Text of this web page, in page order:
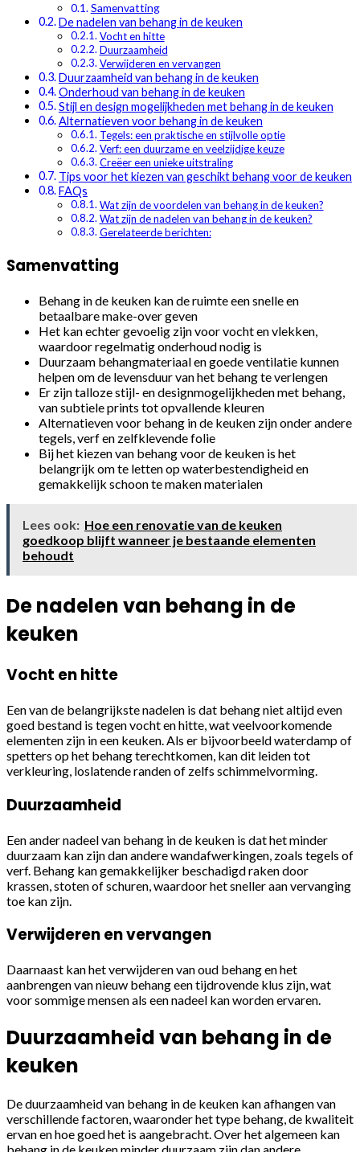
Samenvatting
De nadelen van behang in de keuken
Vocht en hitte
Duurzaamheid
Verwijderen en vervangen
Duurzaamheid van behang in de keuken
Onderhoud van behang in de keuken
Stijl en design mogelijkheden met behang in de keuken
Alternatieven voor behang in de keuken
Tegels: een praktische en stijlvolle optie
Verf: een duurzame en veelzijdige keuze
Creëer een unieke uitstraling
Tips voor het kiezen van geschikt behang voor de keuken
FAQs
Wat zijn de voordelen van behang in de keuken?
Wat zijn de nadelen van behang in de keuken?
Gerelateerde berichten:
Samenvatting
Behang in de keuken kan de ruimte een snelle en
betaalbare make-over geven
Het kan echter gevoelig zijn voor vocht en vlekken,
waardoor regelmatig onderhoud nodig is
Duurzaam behangmateriaal en goede ventilatie kunnen
helpen om de levensduur van het behang te verlengen
Er zijn talloze stijl- en designmogelijkheden met behang,
van subtiele prints tot opvallende kleuren
Alternatieven voor behang in de keuken zijn onder andere
tegels, verf en zelfklevende folie
Bij het kiezen van behang voor de keuken is het
belangrijk om te letten op waterbestendigheid en
gemakkelijk schoon te maken materialen
Lees ook: Hoe een renovatie van de keuken
goedkoop blijft wanneer je bestaande elementen
behoudt
De nadelen van behang in de
keuken
Vocht en hitte
Een van de belangrijkste nadelen is dat behang niet altijd even
goed bestand is tegen vocht en hitte, wat veelvoorkomende
elementen zijn in een keuken. Als er bijvoorbeeld waterdamp of
spetters op het behang terechtkomen, kan dit leiden tot
verkleuring, loslatende randen of zelfs schimmelvorming.
Duurzaamheid
Een ander nadeel van behang in de keuken is dat het minder
duurzaam kan zijn dan andere wandafwerkingen, zoals tegels of
verf. Behang kan gemakkelijker beschadigd raken door
krassen, stoten of schuren, waardoor het sneller aan vervanging
toe kan zijn.
Verwijderen en vervangen
Daarnaast kan het verwijderen van oud behang en het
aanbrengen van nieuw behang een tijdrovende klus zijn, wat
voor sommige mensen als een nadeel kan worden ervaren.
Duurzaamheid van behang in de
keuken
De duurzaamheid van behang in de keuken kan afhangen van
verschillende factoren, waaronder het type behang, de kwaliteit
ervan en hoe goed het is aangebracht. Over het algemeen kan